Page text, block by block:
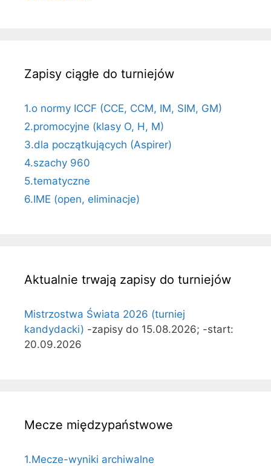
Zapisy ciągłe do turniejów
1.o normy ICCF (CCE, CCM, IM, SIM, GM)
2.promocyjne (klasy O, H, M)
3.dla początkujących (Aspirer)
4.szachy 960
5.tematyczne
6.IME (open, eliminacje)
Aktualnie trwają zapisy do turniejów
Mistrzostwa Świata 2026 (turniej
kandydacki) -zapisy do 15.08.2026; -start:
20.09.2026
Mecze międzypaństwowe
1.Mecze-wyniki archiwalne